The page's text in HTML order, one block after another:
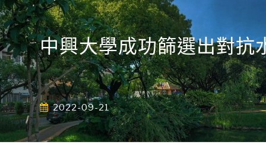
中興大學成功篩選出對抗
2022-09-21